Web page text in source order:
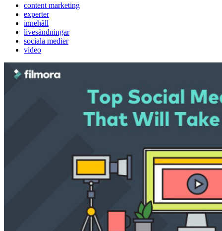
content marketing
experter
innehåll
livesändningar
sociala medier
video